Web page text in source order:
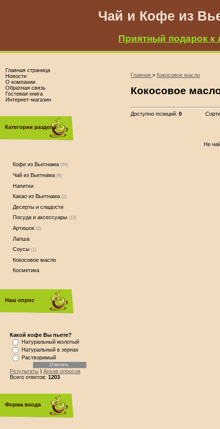
Чай и Кофе из
Приятный подарок к
Главная страница
Новости
О компании
Обратная связь
Гостевая книга
Интернет-магазин
Категории раздела
Кофе из Вьетнама (56)
Чай из Вьетнама (8)
Напитки
Какао из Вьетнама (2)
Десерты и сладости
Посуда и аксессуары (13)
Артишок (2)
Лапша
Соусы (1)
Кокосовое масло
Косметика
Наш опрос
Какой кофе Вы пьете?
Натуральный молотый
Натуральный в зернах
Растворимый
Результаты | Архив опросов
Всего ответов: 1203
Форма входа
Главная » Кокосовое масло
Кокосовое
Доступно позиций: 0
Не